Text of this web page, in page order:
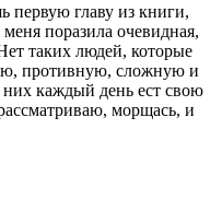
первую главу из книги,
поразила очевидная,
таких людей, которые
противную, сложную и
каждый день ест свою
морщась, и